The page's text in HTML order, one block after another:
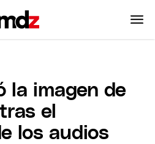
la imagen de
el
los audios